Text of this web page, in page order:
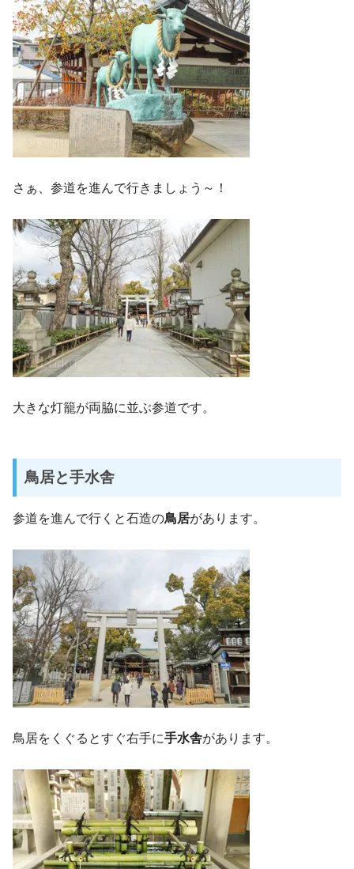
さぁ、参道を進んで行きましょう～！
大きな灯籠が両脇に並ぶ参道です。
鳥居と手水舎
参道を進んで行くと石造の鳥居があります。
鳥居をくぐるとすぐ右手に手水舎があります。